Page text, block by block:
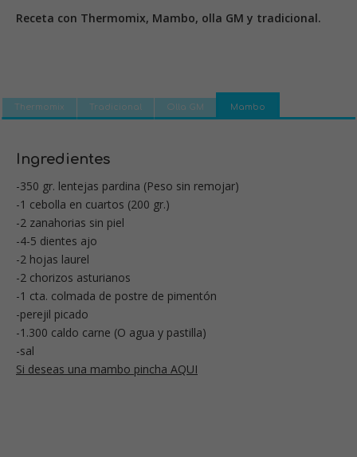
Receta con Thermomix, Mambo, olla GM y tradicional.
Thermomix Tradicional Olla GM Mambo
Ingredientes
-350 gr. lentejas pardina (Peso sin remojar)
-1 cebolla en cuartos (200 gr.)
-2 zanahorias sin piel
-4-5 dientes ajo
-2 hojas laurel
-2 chorizos asturianos
-1 cta. colmada de postre de pimentón
-perejil picado
-1.300 caldo carne (O agua y pastilla)
-sal
Si deseas una mambo pincha AQUI